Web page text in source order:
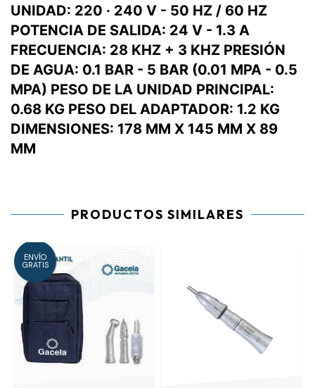
UNIDAD: 220 · 240 V - 50 HZ / 60 HZ
POTENCIA DE SALIDA: 24 V - 1.3 A
FRECUENCIA: 28 KHZ + 3 KHZ PRESIÓN
DE AGUA: 0.1 BAR - 5 BAR (0.01 MPA - 0.5
MPA) PESO DE LA UNIDAD PRINCIPAL:
0.68 KG PESO DEL ADAPTADOR: 1.2 KG
DIMENSIONES: 178 MM X 145 MM X 89
MM
PRODUCTOS SIMILARES
ENVÍO
GRATIS